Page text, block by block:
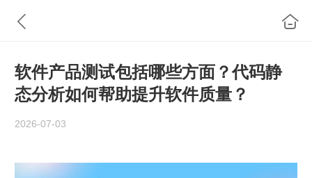
软件产品测试包括哪些方面？代码静
态分析如何帮助提升软件质量？
2026-07-03